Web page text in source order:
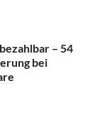
– 54
bei